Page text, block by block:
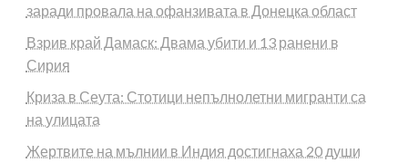
заради провала на офанзивата в Донецка област
Взрив край Дамаск: Двама убити и 13 ранени в
Сирия
Криза в Сеута: Стотици непълнолетни мигранти са
на улицата
Жертвите на мълнии в Индия достигнаха 20 души